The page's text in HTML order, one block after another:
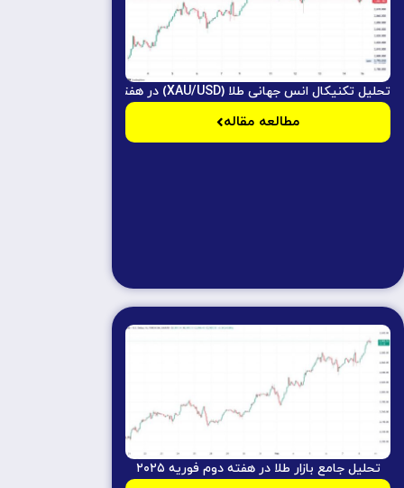
تحلیل تکنیکال انس جهانی طلا (XAU/USD) در هفته سوم فوریه ۲۰۲۵
مطالعه مقاله
تحلیل جامع بازار طلا در هفته دوم فوریه ۲۰۲۵